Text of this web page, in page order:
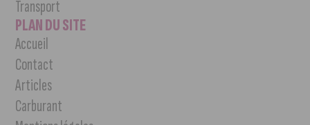
Transport
PLAN DU SITE
Accueil
Contact
Articles
Carburant